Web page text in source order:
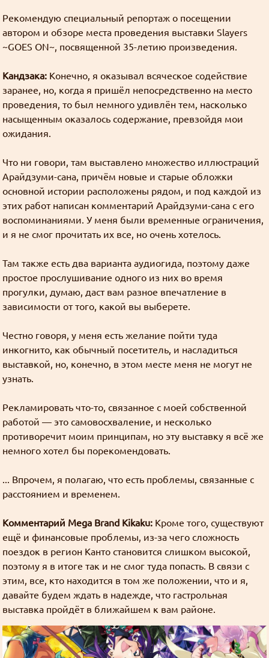
Рекомендую специальный репортаж о посещении
автором и обзоре места проведения выставки Slayers
~GOES ON~, посвященной 35-летию произведения.
Кандзака: Конечно, я оказывал всяческое содействие
заранее, но, когда я пришёл непосредственно на место
проведения, то был немного удивлён тем, насколько
насыщенным оказалось содержание, превзойдя мои
ожидания.
Что ни говори, там выставлено множество иллюстраций
Арайдзуми-сана, причём новые и старые обложки
основной истории расположены рядом, и под каждой из
этих работ написан комментарий Арайдзуми-сана с его
воспоминаниями. У меня были временные ограничения,
и я не смог прочитать их все, но очень хотелось.
Там также есть два варианта аудиогида, поэтому даже
простое прослушивание одного из них во время
прогулки, думаю, даст вам разное впечатление в
зависимости от того, какой вы выберете.
Честно говоря, у меня есть желание пойти туда
инкогнито, как обычный посетитель, и насладиться
выставкой, но, конечно, в этом месте меня не могут не
узнать.
Рекламировать что-то, связанное с моей собственной
работой — это самовосхваление, и несколько
противоречит моим принципам, но эту выставку я всё же
немного хотел бы порекомендовать.
... Впрочем, я полагаю, что есть проблемы, связанные с
расстоянием и временем.
Комментарий Mega Brand Kikaku: Кроме того, существуют
ещё и финансовые проблемы, из-за чего сложность
поездок в регион Канто становится слишком высокой,
поэтому я в итоге так и не смог туда попасть. В связи с
этим, все, кто находится в том же положении, что и я,
давайте будем ждать в надежде, что гастрольная
выставка пройдёт в ближайшем к вам районе.
Goury: У меня нет такой уверенности.
На фоне того что там творится, не факт что я
смогу продлить регистрацию домена.
Так что, скорее всего, останется только
слеерсзипа.
А слеерсра рано или поздно закончится, к
сожалению.
Как добывать золото
Grabz
Дискорд всё, тг всё, вк всё. Останется только один
слеерсра, инфа 100%.
Как добывать золото
Джима: "I'll put that to good use." xD
Как добывать золото
: Кто знает, хватит ли здесь людей и
эксперимент интересный
Картинки неудобно сделаны
Grabz: Спасибо, поставил 2048.
Жалко тема значения "0" не раскрыта. (^_^)
Как добывать золото
Goury: Во-первых сделал немного проще,
теперь для активации купонов защищать аккаунт
Это всё ещё лучше и я всё ещё рекомендую это
сделать.
Во-вторых золото можно отправлять друг-другу и
на данный момент это единственный способ
В-третьих, чтобы получать золото, нужно только
подтвердить адрес почты.
Но, т.к. ссылка на отправку золота находится
только в профиле или под постами в блоге, надо
или открыть профиль или постить посты в блог.
Технически отправить золото можно и без этого,
но это сложнее и вряд ли многие обладатели
золота будут этим заниматься.
В-четвёртых, чтобы отправлять золото, нужно
чтобы у тебя было достаточно золота на
Нить картинок потому что я так решил
Goury
И давайте потихоньку снижать степень
использования картинкогенераторов.
Картинки неудобно сделаны
Goury:
Добавил больше свободы.
Чтобы воспользоваться свободой, пройдите в
личные настройкии установите высоту как вам
удобнее.
Картинки неудобно сделаны
Goury: Да, стоит сделать такую опцию.
Если у какого-нибудь программиста есть желание